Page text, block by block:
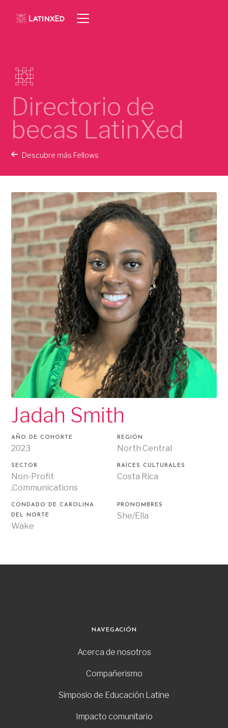
Directorio de
becas LatinXed
Descubre más Fellows
Jadah Smith
AÑO DE COHORTE
2023
REGIÓN
North Central
SECTOR
Non-Profit
,Communications
RAÍCES CULTURALES
Costa Rica
CONDADO DE CAROLINA
DEL NORTE
Wake
PRONOMBRES
She/Ella
NAVEGACIÓN
Acerca de nosotros
Compañerismo
Simposio de Educación Latine
Impacto comunitario